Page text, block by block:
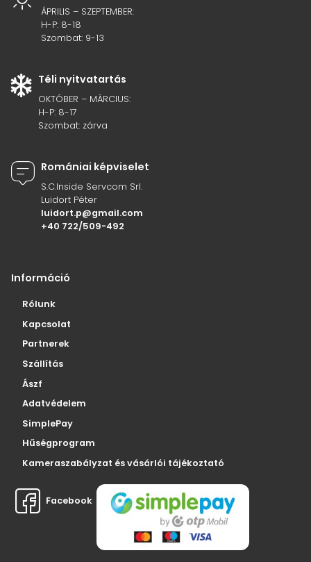
ÁPRILIS – SZEPTEMBER:
H-P: 8-18
Szombat: 9-13
Téli nyitvatartás
OKTÓBER – MÁRCIUS:
H-P: 8-17
Szombat: zárva
Romániai képviselet
S.C.Inside Servcom Srl.
Luidort Péter
luidort.p@gmail.com
+40 722/509-492
Információ
Rólunk
Kapcsolat
Partnerek
Szállítás
Ászf
Adatvédelem
SimplePay
Hűségprogram
Kameraszabályzat és vásárlói tájékoztató
Facebook